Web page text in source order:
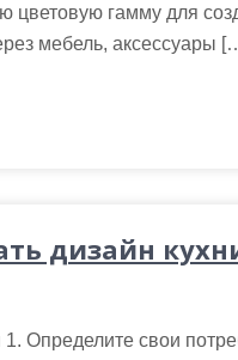
цветовую гамму для
мебель, аксессуары
дизайн
Определите свои